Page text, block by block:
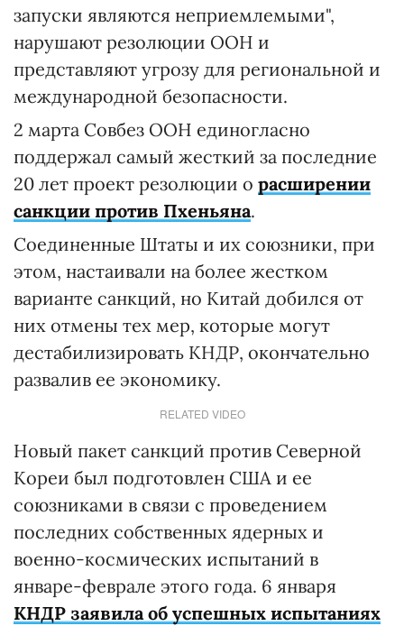
запуски являются неприемлемыми",
нарушают резолюции ООН и
представляют угрозу для региональной и
международной безопасности.
2 марта Совбез ООН единогласно
поддержал самый жесткий за последние
20 лет проект резолюции о расширении
санкции против Пхеньяна.
Соединенные Штаты и их союзники, при
этом, настаивали на более жестком
варианте санкций, но Китай добился от
них отмены тех мер, которые могут
дестабилизировать КНДР, окончательно
развалив ее экономику.
RELATED VIDEO
Новый пакет санкций против Северной
Кореи был подготовлен США и ее
союзниками в связи с проведением
последних собственных ядерных и
военно-космических испытаний в
январе-феврале этого года. 6 января
КНДР заявила об успешных испытаниях